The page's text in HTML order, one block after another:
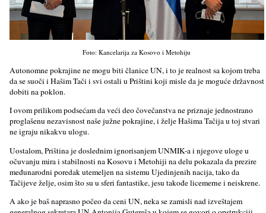
Foto: Kancelarija za Kosovo i Metohiju
Autonomne pokrajine ne mogu biti članice UN, i to je realnost sa kojom treba
da se suoči i Hašim Tači i svi ostali u Prištini koji misle da je moguće državnost
dobiti na poklon.
I ovom prilikom podsećam da veći deo čovečanstva ne priznaje jednostrano
proglašenu nezavisnost naše južne pokrajine, i želјe Hašima Tačija u toj stvari
ne igraju nikakvu ulogu.
Uostalom, Priština je doslednim ignorisanjem UNMIK-a i njegove uloge u
očuvanju mira i stabilnosti na Kosovu i Metohiji na delu pokazala da prezire
međunarodni poredak utemelјen na sistemu Ujedinjenih nacija, tako da
Tačijeve želјe, osim što su u sferi fantastike, jesu takođe licemerne i neiskrene.
A ako je baš naprasno počeo da ceni UN, neka se zamisli nad izveštajem